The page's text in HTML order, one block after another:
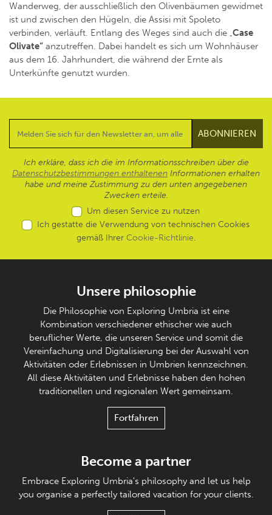
Wanderweg, der ausschließlich den Olivenbäumen gewidmet
ist und zwischen den Hügeln, die Assisi mit Spoleto
verbinden, verläuft. Entlang des Weges sind auch die „Case
Olivate“ anzutreffen. Dabei handelt es sich um Wohnhäuser
aus dem 16. Jahrhundert, die während der Ernte als
Unterkünfte genutzt wurden.
Ich erkläre, dass ich die im Informationsschreiben über die
Datenschutzbestimmungen enthaltenen Informationen erhalten
habe und meine Zustimmung zu den unten angegebenen
Zwecken erteile.
Um diesen Service zu nutzen
Ich gestatte die Verwendung von technischen Cookies
gemäß Ihrer Cookie-Richtlinie.
Unsere philosophie
Die Philosophie von Exploring Umbria ist eine
Kombination verschiedener ethischer wie auch
beruflicher Werte, die unseren Service und somit die
Vereinfachung und Digitalisierung bei der Auswahl von
Aktivitäten oder Erlebnissen in Umbrien kennzeichnen.
All diese Aktivitäten und Erlebnisse haben den hohen
traditionellen und regionalen Wert gemeinsam.
Fortfahren
Become a partner
Embrace Exploring Umbria's philosophy and let us help
you organise a perfectly tailored vacation for your clients.